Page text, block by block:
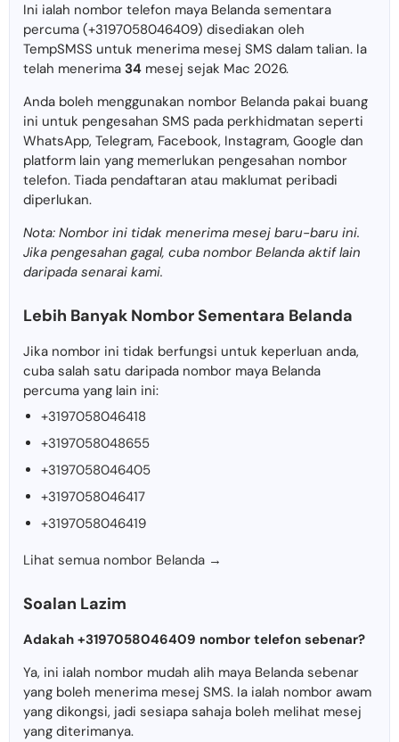
Ini ialah nombor telefon maya Belanda sementara
percuma (+3197058046409) disediakan oleh
TempSMSS untuk menerima mesej SMS dalam talian. Ia
telah menerima 34 mesej sejak Mac 2026.
Anda boleh menggunakan nombor Belanda pakai buang
ini untuk pengesahan SMS pada perkhidmatan seperti
WhatsApp, Telegram, Facebook, Instagram, Google dan
platform lain yang memerlukan pengesahan nombor
telefon. Tiada pendaftaran atau maklumat peribadi
diperlukan.
Nota: Nombor ini tidak menerima mesej baru-baru ini.
Jika pengesahan gagal, cuba nombor Belanda aktif lain
daripada senarai kami.
Lebih Banyak Nombor Sementara Belanda
Jika nombor ini tidak berfungsi untuk keperluan anda,
cuba salah satu daripada nombor maya Belanda
percuma yang lain ini:
+3197058046418
+3197058048655
+3197058046405
+3197058046417
+3197058046419
Lihat semua nombor Belanda →
Soalan Lazim
Adakah +3197058046409 nombor telefon sebenar?
Ya, ini ialah nombor mudah alih maya Belanda sebenar
yang boleh menerima mesej SMS. Ia ialah nombor awam
yang dikongsi, jadi sesiapa sahaja boleh melihat mesej
yang diterimanya.